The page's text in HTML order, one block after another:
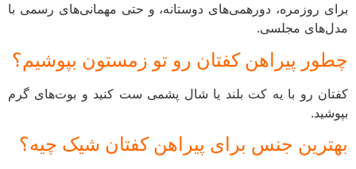
روزمره، دورهمی‌های دوستانه، و حتی مهمانی‌های رسمی با
مجلسی.
پیراهن کفتان رو تو زمستون بپوشیم؟
رو با یه کت بلند یا شال پشمی ست کنید و بوت‌های گرم
جنس برای پیراهن کفتان شیک چیه؟